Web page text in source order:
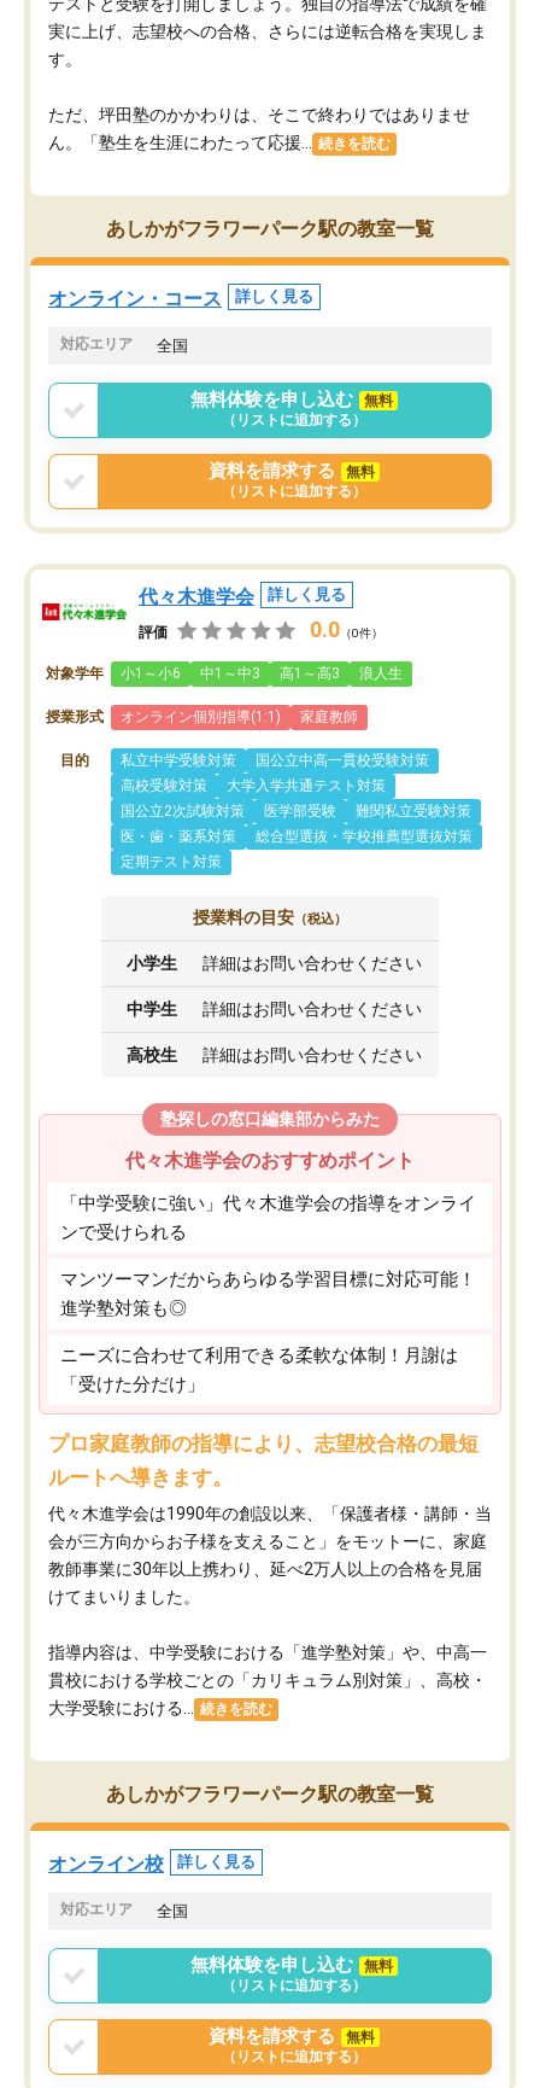
実に上げ、志望校への合格、さらには逆転合格を実現しま
す。
ただ、坪田塾のかかわりは、そこで終わりではありませ
ん。「塾生を生涯にわたって応援...
続きを読む
あしかがフラワーパーク駅の教室一覧
オンライン・コース 詳しく見る
対応エリア 全国
無料体験を申し込む
無料
（リストに追加する）
資料を請求する
無料
（リストに追加する）
代々木進学会 詳しく見る
評価 0.0 （0件）
対象学年 小1～小6 中1～中3 高1～高3 浪人生
授業形式 オンライン個別指導(1:1) 家庭教師
目的 私立中学受験対策
国公立中高一貫校受験対策
高校受験対策
大学入学共通テスト対策
国公立2次試験対策
医学部受験
難関私立受験対策
医・歯・薬系対策
総合型選抜・学校推薦型選抜対策
定期テスト対策
授業料の目安 （税込）
小学生 詳細はお問い合わせください
中学生 詳細はお問い合わせください
高校生 詳細はお問い合わせください
塾探しの窓口編集部からみた
代々木進学会のおすすめポイント
「中学受験に強い」代々木進学会の指導をオンライ
ンで受けられる
マンツーマンだからあらゆる学習目標に対応可能！
進学塾対策も◎
ニーズに合わせて利用できる柔軟な体制！月謝は
「受けた分だけ」
プロ家庭教師の指導により、志望校合格の最短
ルートへ導きます。
代々木進学会は1990年の創設以来、「保護者様・講師・当
会が三方向からお子様を支えること」をモットーに、家庭
教師事業に30年以上携わり、延べ2万人以上の合格を見届
けてまいりました。
指導内容は、中学受験における「進学塾対策」や、中高一
貫校における学校ごとの「カリキュラム別対策」、高校・
大学受験における...
続きを読む
あしかがフラワーパーク駅の教室一覧
オンライン校 詳しく見る
対応エリア 全国
無料体験を申し込む
無料
（リストに追加する）
資料を請求する
無料
（リストに追加する）